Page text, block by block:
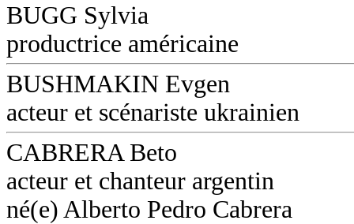
BUGG Sylvia
productrice américaine
BUSHMAKIN Evgen
acteur et scénariste ukrainien
CABRERA Beto
acteur et chanteur argentin
né(e) Alberto Pedro Cabrera